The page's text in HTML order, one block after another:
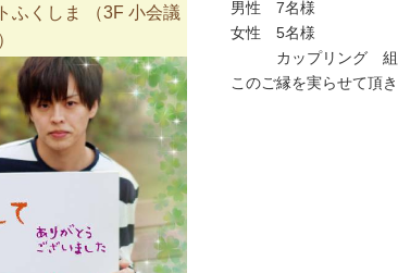
ふくしま （3F 小会議
男性 7名様
女性 5名様
カップリング 組
このご縁を実らせて頂